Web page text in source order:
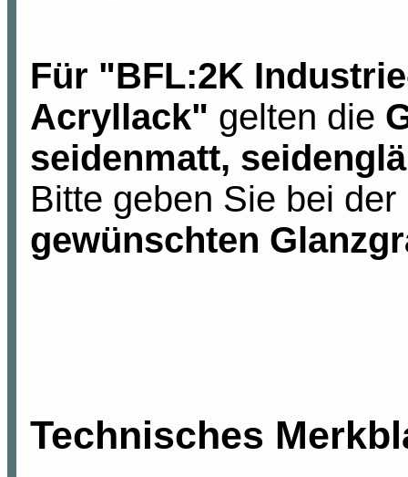
Für "BFL:2K
Acryllack" gelten die
seidenmatt,
Bitte geben Sie bei
gewünschten
Technisches